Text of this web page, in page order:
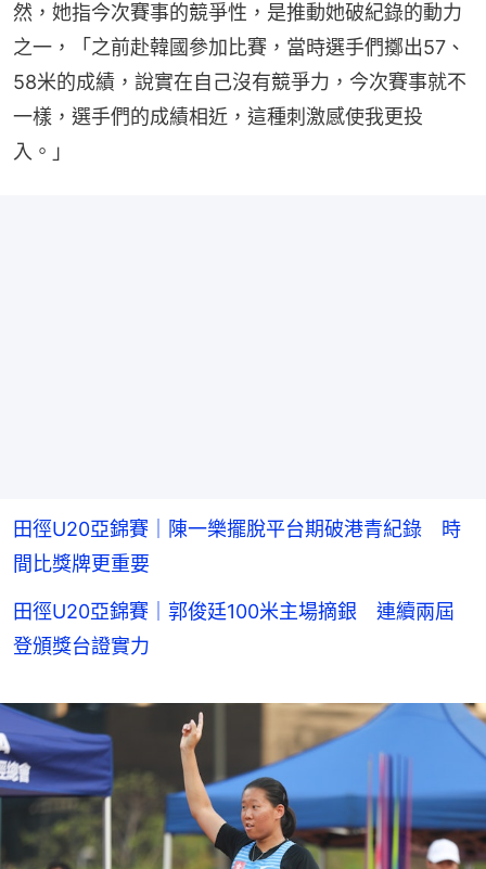
然，她指今次賽事的競爭性，是推動她破紀錄的動力
之一，「之前赴韓國參加比賽，當時選手們擲出57、
58米的成績，說實在自己沒有競爭力，今次賽事就不
一樣，選手們的成績相近，這種刺激感使我更投
入。」
田徑U20亞錦賽｜陳一樂擺脫平台期破港青紀錄 時
間比獎牌更重要
田徑U20亞錦賽｜郭俊廷100米主場摘銀 連續兩屆
登頒獎台證實力